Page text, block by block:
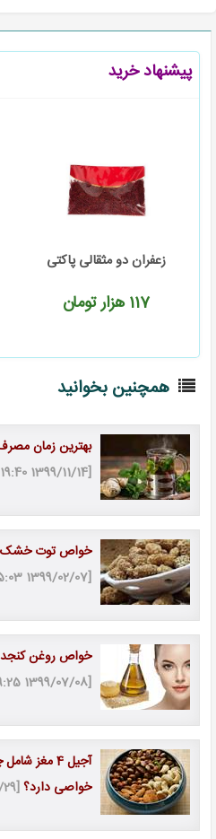
پیشنهاد خرید
زعفران دو مثقالی پاکتی
117هزار تومان
همچنین بخوانید
بهترین زمان
[1399/11/14 15:19:40]
خواص توت خشک
[1399/02/07 22:45:03]
خواص روغن
[1399/07/08 02:09:25]
آجیل 4
خواصی دارد؟[1399/04/29 22:23:23]